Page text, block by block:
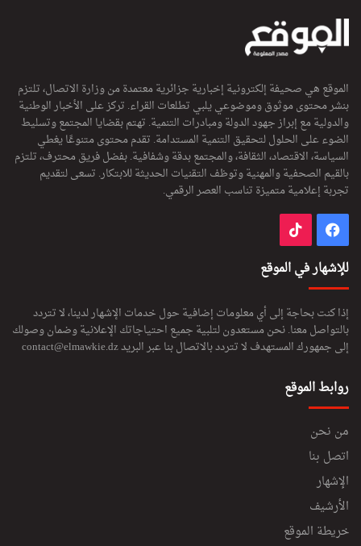
الموقع هي صحيفة إلكترونية إخبارية جزائرية معتمدة من وزارة الاتصال، تلتزم
بنشر محتوى موثوق وموضوعي يلبي تطلعات القراء. تركز على الأخبار الوطنية
والدولية مع إبراز جهود الدولة ومبادرات التنمية. تهتم بقضايا المجتمع وتسليط
الضوء على الحلول لتحقيق التنمية المستدامة. تقدم محتوى متنوعًا يغطي
السياسة، الاقتصاد، الثقافة، والمجتمع بدقة وشفافية. بفضل فريق محترف، تلتزم
بالقيم الصحفية والمهنية وتوظف التقنيات الحديثة للابتكار. تسعى لتقديم
تجربة إعلامية متميزة تناسب العصر الرقمي.
فيسبوك
للإشهار في الموقع
إذا كنت بحاجة إلى أي معلومات إضافية حول خدمات الإشهار لدينا، لا تتردد
بالتواصل معنا. نحن مستعدون لتلبية جميع احتياجاتك الإعلانية وضمان وصولك
إلى جمهورك المستهدف لا تتردد بالاتصال بنا عبر البريدcontact@elmawkie.dz
روابط الموقع
من نحن
اتصل بنا
الإشهار
الأرشيف
خريطة الموقع